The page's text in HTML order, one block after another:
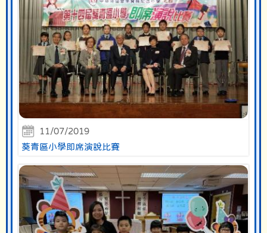
11/07/2019
葵青區小學即席演說比賽